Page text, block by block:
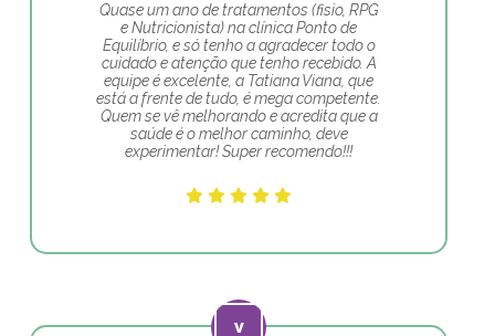
Quase um ano de tratamentos (fisio, RPG
e Nutricionista) na clínica Ponto de
Equilíbrio, e só tenho a agradecer todo o
cuidado e atenção que tenho recebido. A
equipe é excelente, a Tatiana Viana, que
está a frente de tudo, é mega competente.
Quem se vê melhorando e acredita que a
saúde é o melhor caminho, deve
experimentar! Super recomendo!!!